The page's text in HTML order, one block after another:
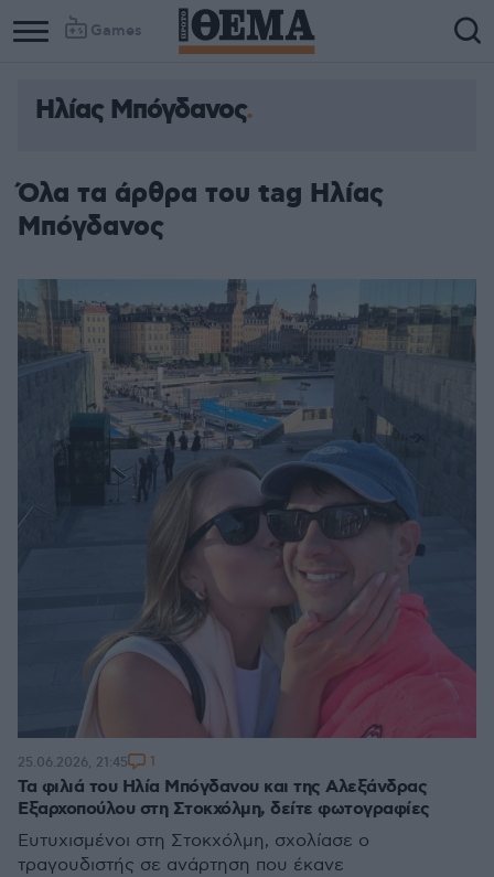
Games
Ηλίας Μπόγδανος
Όλα τα άρθρα του tag Ηλίας
Μπόγδανος
Τα φιλιά του Ηλία Μπόγδανου και της Αλεξάνδρας
Εξαρχοπούλου στη Στοκχόλμη, δείτε φωτογραφίες
Ευτυχισμένοι στη Στοκχόλμη, σχολίασε ο
τραγουδιστής σε ανάρτηση που έκανε
25.06.2026, 21:45 1